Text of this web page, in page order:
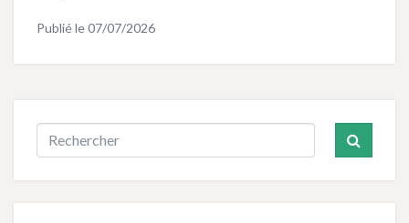
Publié le07/07/2026